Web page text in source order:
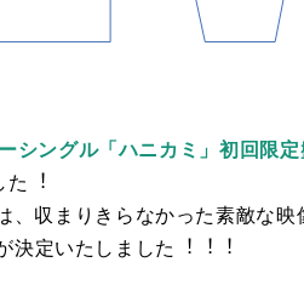
シングル「ハニカミ」初回
た︕
収まりきらなかった素敵な映
決定いたしました︕︕︕